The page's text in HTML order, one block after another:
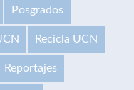
Posgrados
Recicla UCN
Reportajes